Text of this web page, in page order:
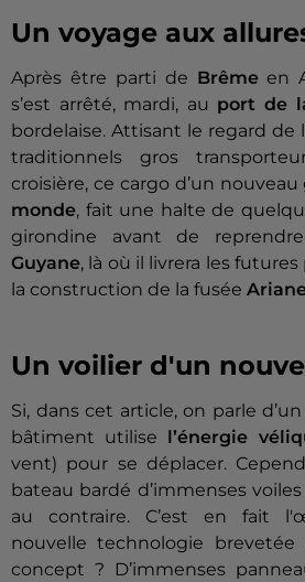
Un voyage aux
Après être parti de Brêmeen
s’est arrêté, mardi, au port de
bordelaise. Attisant le regard de
traditionnels gros
croisière, ce cargo d’un nouveau
monde, fait une halte de
girondine avant de
Guyane, là où il livrera les
la construction de la fusée
Un voilier d'un
Si, dans cet article, on parle d’un
bâtiment utilise l’énergie
vent) pour se déplacer.
bateau bardé d’immenses
au contraire. C’est en fait
nouvelle technologie brevetée
concept ? D’immenses